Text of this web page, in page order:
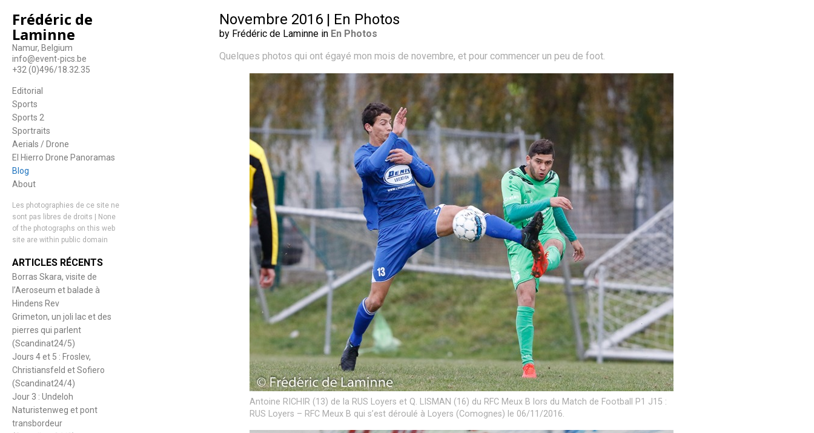
Frédéric de
Laminne
Namur, Belgium
info@event-pics.be
+32 (0)496/18.32.35
Editorial
Sports
Sports 2
Sportraits
Aerials / Drone
El Hierro Drone Panoramas
Blog
About
Les photographies de ce site ne
sont pas libres de droits | None
of the photographs on this web
site are within public domain
ARTICLES RÉCENTS
Borras Skara, visite de
l’Aeroseum et balade à
Hindens Rev
Grimeton, un joli lac et des
pierres qui parlent
(Scandinat24/5)
Jours 4 et 5 : Froslev,
Christiansfeld et Sofiero
(Scandinat24/4)
Jour 3 : Undeloh
Naturistenweg et pont
transbordeur
Novembre 2016 | En Photos
by Frédéric de Laminne in En Photos
Quelques photos qui ont égayé mon mois de novembre, et pour commencer un peu de foot.
Antoine RICHIR (13) de la RUS Loyers et Q. LISMAN (16) du RFC Meux B lors du Match de Football P1 J15 :
RUS Loyers – RFC Meux B qui s’est déroulé à Loyers (Comognes) le 06/11/2016.